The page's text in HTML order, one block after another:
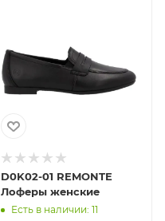
D0K02-01 REMONTE
Лоферы женские
Есть в наличии: 11